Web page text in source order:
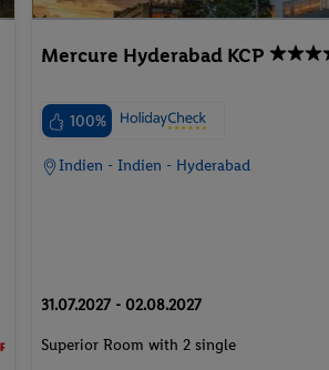
Mercure Hyderabad KCP
100%
Indien - Indien - Hyderabad
31.07.2027 - 02.08.2027
Superior Room with 2 single